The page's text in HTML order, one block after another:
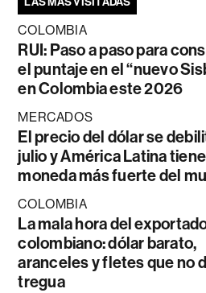
COLOMBIA
RUI: Paso a paso para
el puntaje en el “nuevo
en Colombia este 2026
MERCADOS
El precio del dólar se
julio y América Latina
moneda más fuerte del
COLOMBIA
La mala hora del
colombiano: dólar barato,
aranceles y fletes que no
tregua